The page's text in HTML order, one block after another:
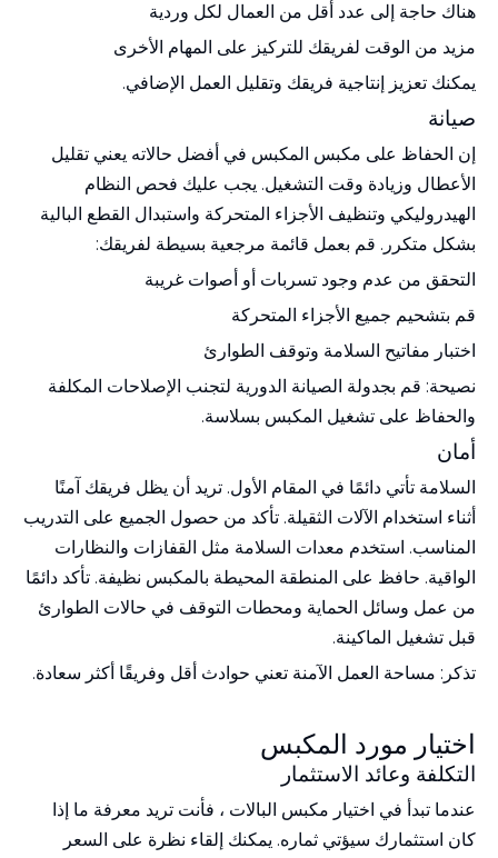
هناك حاجة إلى عدد أقل من العمال لكل وردية
مزيد من الوقت لفريقك للتركيز على المهام الأخرى
يمكنك تعزيز إنتاجية فريقك وتقليل العمل الإضافي.
صيانة
إن الحفاظ على مكبس المكبس في أفضل حالاته يعني تقليل
الأعطال وزيادة وقت التشغيل. يجب عليك فحص النظام
الهيدروليكي وتنظيف الأجزاء المتحركة واستبدال القطع البالية
بشكل متكرر. قم بعمل قائمة مرجعية بسيطة لفريقك:
التحقق من عدم وجود تسربات أو أصوات غريبة
قم بتشحيم جميع الأجزاء المتحركة
اختبار مفاتيح السلامة وتوقف الطوارئ
نصيحة: قم بجدولة الصيانة الدورية لتجنب الإصلاحات المكلفة
والحفاظ على تشغيل المكبس بسلاسة.
أمان
السلامة تأتي دائمًا في المقام الأول. تريد أن يظل فريقك آمنًا
أثناء استخدام الآلات الثقيلة. تأكد من حصول الجميع على التدريب
المناسب. استخدم معدات السلامة مثل القفازات والنظارات
الواقية. حافظ على المنطقة المحيطة بالمكبس نظيفة. تأكد دائمًا
من عمل وسائل الحماية ومحطات التوقف في حالات الطوارئ
قبل تشغيل الماكينة.
تذكر: مساحة العمل الآمنة تعني حوادث أقل وفريقًا أكثر سعادة.
اختيار مورد المكبس
التكلفة وعائد الاستثمار
عندما تبدأ في اختيار مكبس البالات ، فأنت تريد معرفة ما إذا
كان استثمارك سيؤتي ثماره. يمكنك إلقاء نظرة على السعر